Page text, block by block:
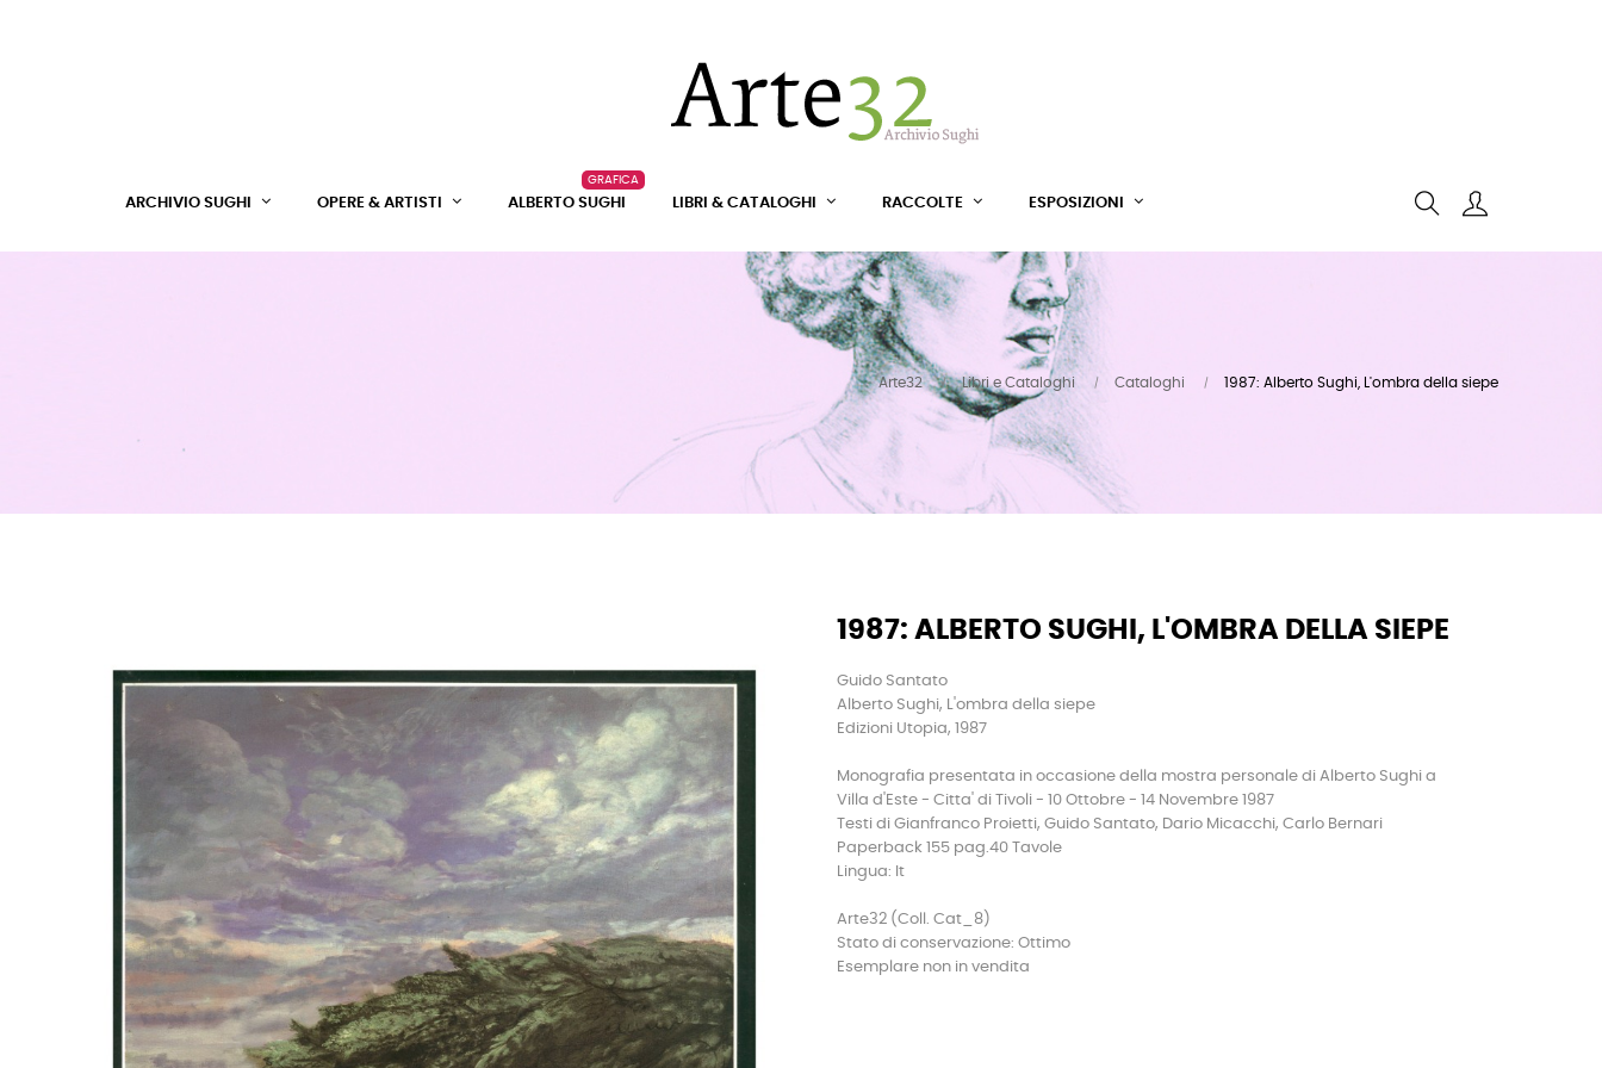
ARCHIVIO SUGHI OPERE & ARTISTI ALBERTO SUGHI
GRAFICA
LIBRI & CATALOGHI RACCOLTE ESPOSIZIONI
Arte32 Libri e Cataloghi Cataloghi 1987: Alberto Sughi, L'ombra della siepe
1987: ALBERTO SUGHI, L'OMBRA DELLA SIEPE
Guido Santato
Alberto Sughi, L'ombra della siepe
Edizioni Utopia, 1987
Monografia presentata in occasione della mostra personale di Alberto Sughi a
Villa d'Este - Citta' di Tivoli - 10 Ottobre - 14 Novembre 1987
Testi di Gianfranco Proietti, Guido Santato, Dario Micacchi, Carlo Bernari
Paperback 155 pag.40 Tavole
Lingua: It
Arte32 (Coll. Cat_8)
Stato di conservazione: Ottimo
Esemplare non in vendita